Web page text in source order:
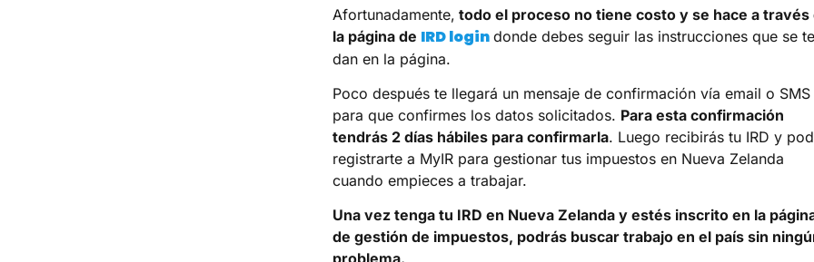
Afortunadamente, todo el proceso no tiene costo y se hace a través
la página de IRD login donde debes seguir las instrucciones que se te
dan en la página.
Poco después te llegará un mensaje de confirmación vía email o SMS
para que confirmes los datos solicitados. Para esta confirmación
tendrás 2 días hábiles para confirmarla. Luego recibirás tu IRD y
registrarte a MyIR para gestionar tus impuestos en Nueva Zelanda
cuando empieces a trabajar.
Una vez tenga tu IRD en Nueva Zelanda y estés inscrito en la
de gestión de impuestos, podrás buscar trabajo en el país sin